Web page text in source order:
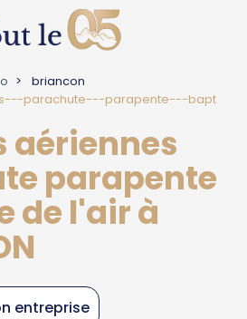
briancon
parachute---parapente---bapt
aériennes
parapente
de l'air à
entreprise